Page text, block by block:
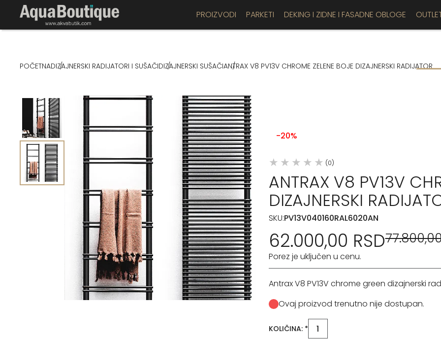
PROIZVODI PARKETI DEKING I ZIDNE I FASADNE OBLOGE
POČETNADIZAJNERSKI RADIJATORI I SUŠAČIDIZAJNERSKI SUŠAČIANTRAX V8 PV13V CHROME ZELENE BOJE DIZAJNERSKI RADIJATOR
-20%
(0)
ANTRAX V8 PV13V
DIZAJNERSKI
SKU:PV13V040160RAL6020AN
62.000,00 RSD
Porez je uključen u cenu.
Antrax V8 PV13V chrome green dizajnerski
Ovaj proizvod trenutno nije dostupan.
KOLIČINA: *